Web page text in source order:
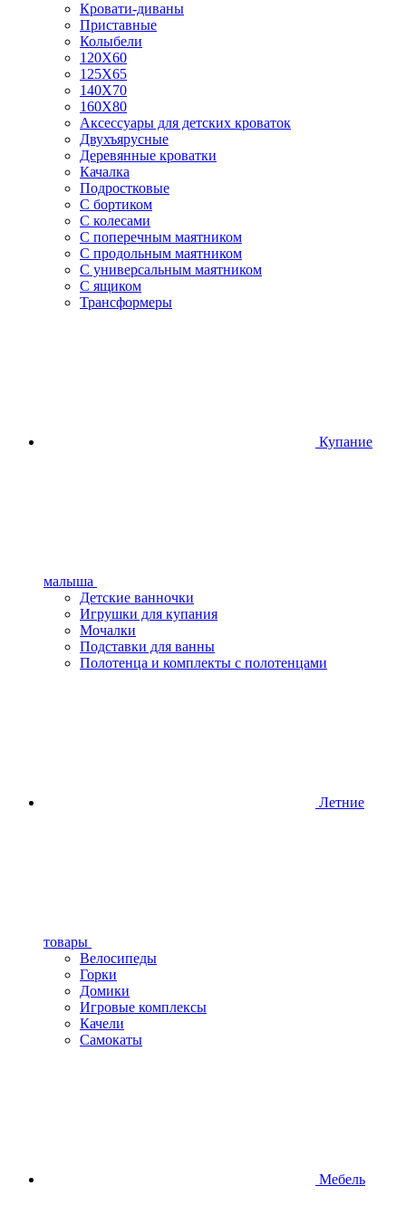
Кровати-диваны
Приставные
Колыбели
120Х60
125X65
140Х70
160Х80
Аксессуары для детских кроваток
Двухъярусные
Деревянные кроватки
Качалка
Подростковые
С бортиком
С колесами
С поперечным маятником
С продольным маятником
С универсальным маятником
С ящиком
Трансформеры
Купание
малыша
Детские ванночки
Игрушки для купания
Мочалки
Подставки для ванны
Полотенца и комплекты с полотенцами
Летние
товары
Велосипеды
Горки
Домики
Игровые комплексы
Качели
Самокаты
Мебель